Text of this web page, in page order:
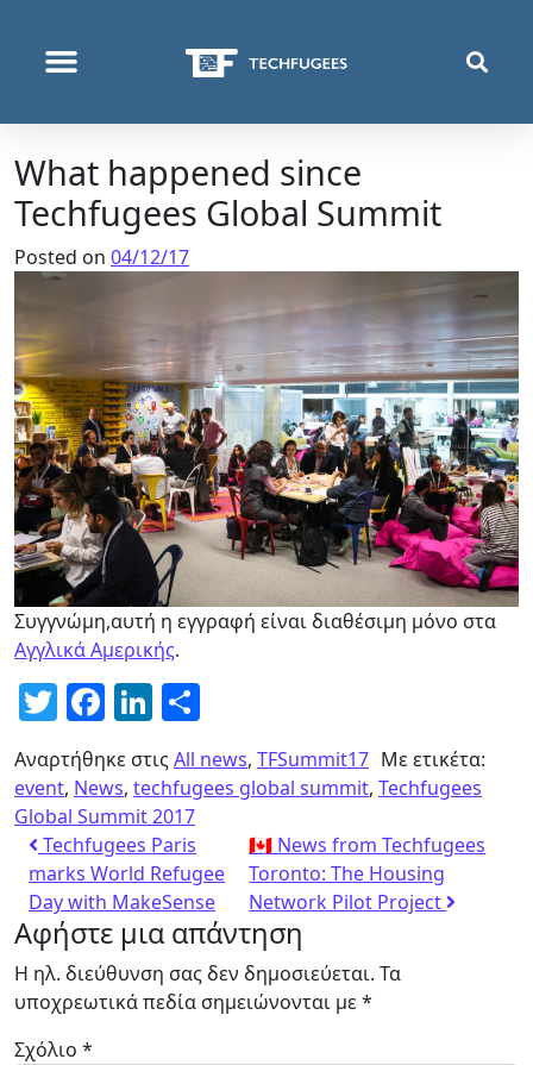
What happened since
Techfugees Global Summit
Posted on 04/12/17
Συγγνώμη,αυτή η εγγραφή είναι διαθέσιμη μόνο στα
Αγγλικά Αμερικής.
Twitter
Facebook
LinkedIn
Αναρτήθηκε στιςAll news, TFSummit17 Με ετικέτα:
event, News, techfugees global summit, Techfugees
Global Summit 2017
Techfugees Paris
marks World Refugee
Day with MakeSense
🇨🇦 News from Techfugees
Toronto: The Housing
Network Pilot Project
Αφήστε μια απάντηση
Η ηλ. διεύθυνση σας δεν δημοσιεύεται. Τα
υποχρεωτικά πεδία σημειώνονται με*
Σχόλιο *